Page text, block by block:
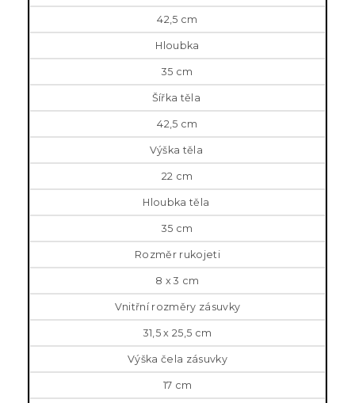
42,5 cm
Hloubka
35 cm
Šířka těla
42,5 cm
Výška těla
22 cm
Hloubka těla
35 cm
Rozměr rukojeti
8 x 3 cm
Vnitřní rozměry zásuvky
31,5 x 25,5 cm
Výška čela zásuvky
17 cm